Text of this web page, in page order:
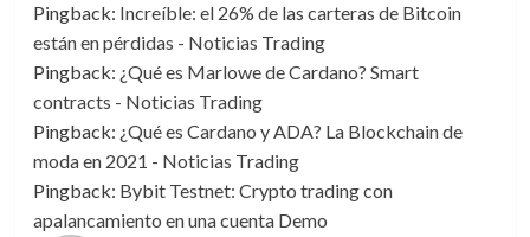
Pingback: Increíble: el 26% de las carteras de Bitcoin
están en pérdidas - Noticias Trading
Pingback: ¿Qué es Marlowe de Cardano? Smart
contracts - Noticias Trading
Pingback: ¿Qué es Cardano y ADA? La Blockchain de
moda en 2021 - Noticias Trading
Pingback: Bybit Testnet: Crypto trading con
apalancamiento en una cuenta Demo